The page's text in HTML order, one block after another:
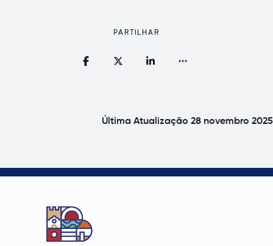
PARTILHAR
Última Atualização 28 novembro 2025